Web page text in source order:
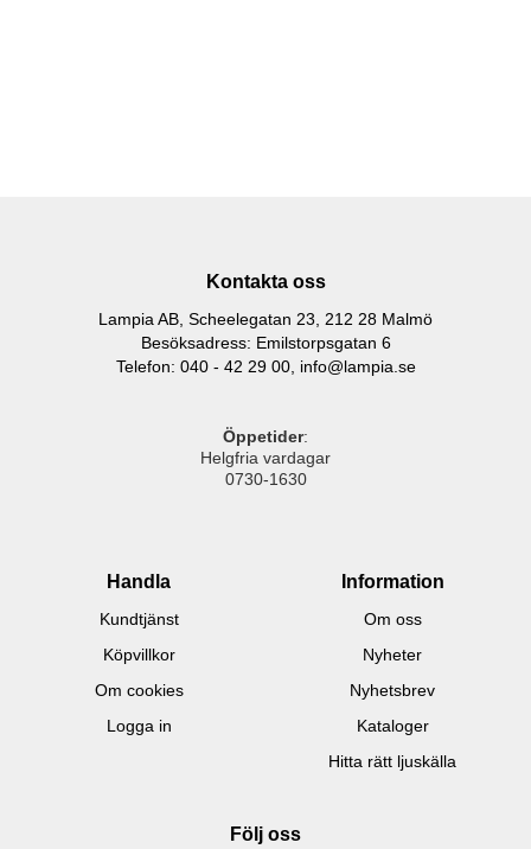
Kontakta oss
Lampia AB, Scheelegatan 23, 212 28 Malmö
Besöksadress: Emilstorpsgatan 6
Telefon: 040 - 42 29 00, info@lampia.se
Öppetider:
Helgfria vardagar
0730-1630
Handla
Kundtjänst
Köpvillkor
Om cookies
Logga in
Information
Om oss
Nyheter
Nyhetsbrev
Kataloger
Hitta rätt ljuskälla
Följ oss